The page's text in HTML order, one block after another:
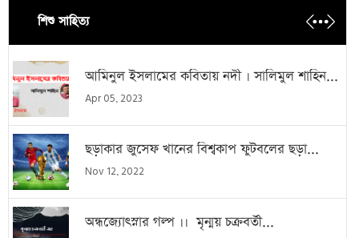
শিশু সাহিত্য
আমিনুল ইসলামের কবিতায় নদী । সালিমুল শাহিন...
Apr 05, 2023
ছড়াকার জুসেফ খানের বিশ্বকাপ ফুটবলের ছড়া...
Nov 12, 2022
অন্ধজ্যোৎস্নার গল্প ।। মৃন্ময় চক্রবর্তী...